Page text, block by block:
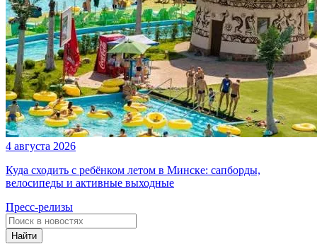
4 августа 2026
Куда сходить с ребёнком летом в Минске: сапборды,
велосипеды и активные выходные
Пресс-релизы
Найти